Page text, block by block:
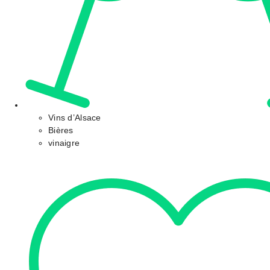
Vins d’Alsace
Bières
vinaigre